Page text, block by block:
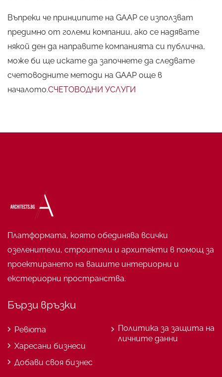
Въпреки че принципите на GAAP се използват
предимно от големи компании, ако се надявате
някой ден да направите компанията си публична,
може би ще искате да започнете да следвате
счетоводните методи на GAAP още в
началото.СЧЕТОВОДНИ УСЛУГИ
Платформата, която обединява всички
озеленители, строители и архитекти в помощ за
проектирането на вашите интериорни и
екстериорни пространства.
Бързи връзки
Ревюта
Харесани бизнеси
Добави своя бизнес
Политика за защита на
личните данни